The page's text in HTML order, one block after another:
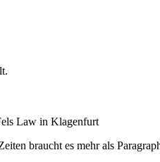
braucht es mehr als